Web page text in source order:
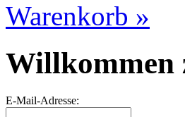
Warenkorb »
Willkommen
E-Mail-Adresse: